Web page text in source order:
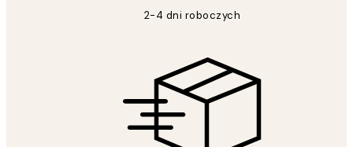
2-4 dni roboczych